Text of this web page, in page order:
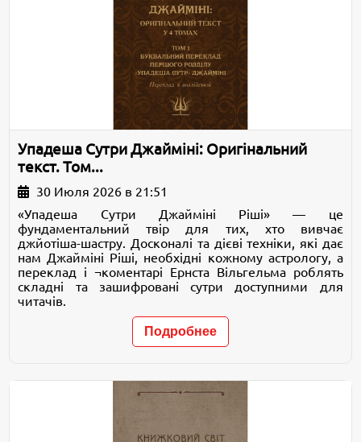
Упадеша Сутри Джайміні: Оригінальний
текст. Том...
30 Июля 2026 в 21:51
«Упадеша Сутри Джайміні Ріші» — це
фундаментальний твір для тих, хто вивчає
джйотіша-шастру. Досконалі та дієві техніки, які дає
нам Джайміні Ріші, необхідні кожному астрологу, а
переклад і ¬коментарі Ернста Вільгельма роблять
складні та зашифровані сутри доступними для
читачів.
Подробнее